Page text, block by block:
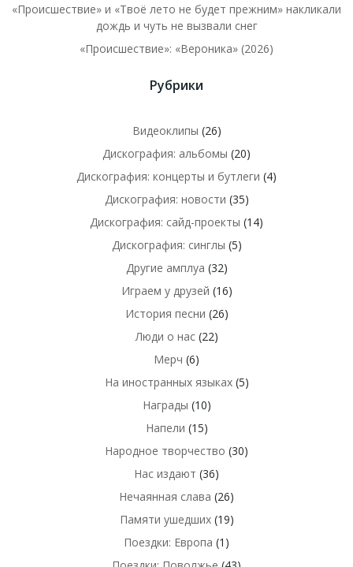
«Происшествие» и «Твоё лето не будет прежним» накликали
дождь и чуть не вызвали снег
«Происшествие»: «Вероника» (2026)
Рубрики
Видеоклипы (26)
Дискография: альбомы (20)
Дискография: концерты и бутлеги (4)
Дискография: новости (35)
Дискография: сайд-проекты (14)
Дискография: синглы (5)
Другие амплуа (32)
Играем у друзей (16)
История песни (26)
Люди о нас(22)
Мерч (6)
На иностранных языках(5)
Награды (10)
Напели (15)
Народное творчество (30)
Нас издают (36)
Нечаянная слава (26)
Памяти ушедших(19)
Поездки: Европа (1)